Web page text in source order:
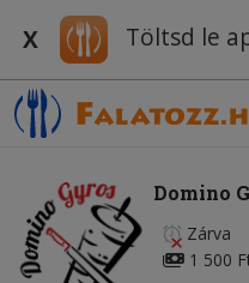
X Töltsd le
Domino
Zárva
1 500